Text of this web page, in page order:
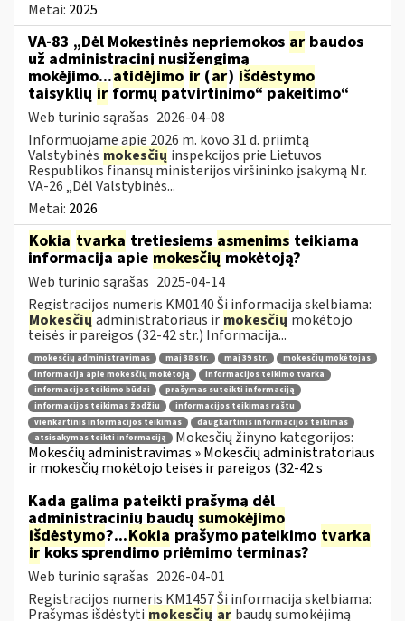
Metai: 2025
VA-83 „Dėl Mokestinės nepriemokos ar baudos
už administracinį nusižengimą
mokėjimo...atidėjimo ir (ar) išdėstymo
taisyklių ir formų patvirtinimo“ pakeitimo“
Web turinio sąrašas 2026-04-08
Informuojame apie 2026 m. kovo 31 d. priimtą
Valstybinės mokesčių inspekcijos prie Lietuvos
Respublikos finansų ministerijos viršininko įsakymą Nr.
VA-26 „Dėl Valstybinės...
Metai: 2026
Kokia tvarka tretiesiems asmenims teikiama
informacija apie mokesčiųmokėtoją?
Web turinio sąrašas 2025-04-14
Registracijos numeris KM0140 Ši informacija skelbiama:
Mokesčių administratoriaus ir mokesčių mokėtojo
teisės ir pareigos (32-42 str.) Informacija...
mokesčių administravimas maį 38 str. maį 39 str.
mokesčių mokėtojas
informacija apie mokesčių mokėtoją
informacijos teikimo tvarka
informacijos teikimo būdai
prašymas suteikti informaciją
informacijos teikimas žodžiu
informacijos teikimas raštu
vienkartinis informacijos teikimas
daugkartinis informacijos teikimas
atsisakymas teikti informaciją
Mokesčių žinyno kategorijos:
Mokesčių administravimas » Mokesčių administratoriaus
ir mokesčių mokėtojo teisės ir pareigos (32-42 s
Kada galima pateikti prašymą dėl
administracinių baudų sumokėjimo
išdėstymo?...Kokia prašymo pateikimo tvarka
irkoks sprendimo priėmimo terminas?
Web turinio sąrašas 2026-04-01
Registracijos numeris KM1457 Ši informacija skelbiama:
Prašymas išdėstyti mokesčių ar baudų sumokėjimą